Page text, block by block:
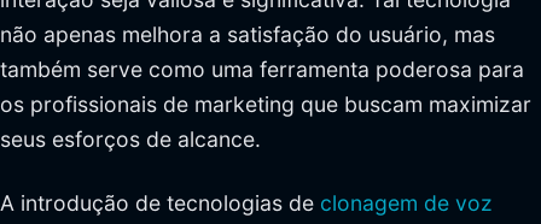
não apenas melhora a satisfação do usuário, mas
também serve como uma ferramenta poderosa para
os profissionais de marketing que buscam maximizar
seus esforços de alcance.
A introdução de tecnologias de clonagem de voz